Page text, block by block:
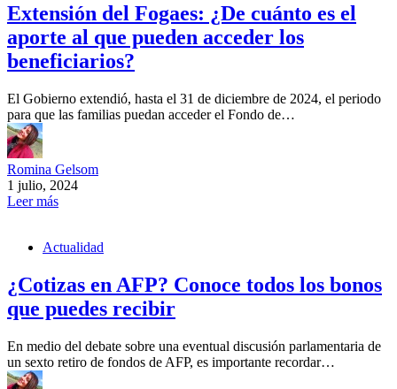
Extensión del Fogaes: ¿De cuánto es el
aporte al que pueden acceder los
beneficiarios?
El Gobierno extendió, hasta el 31 de diciembre de 2024, el periodo
para que las familias puedan acceder el Fondo de…
Romina Gelsom
1 julio, 2024
Leer más
Actualidad
¿Cotizas en AFP? Conoce todos los bonos
que puedes recibir
En medio del debate sobre una eventual discusión parlamentaria de
un sexto retiro de fondos de AFP, es importante recordar…